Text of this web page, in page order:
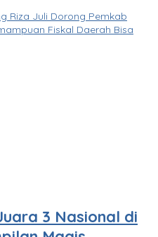
Riza Juli Dorong Pemkab
Fiskal Daerah Bisa
3 Nasional di